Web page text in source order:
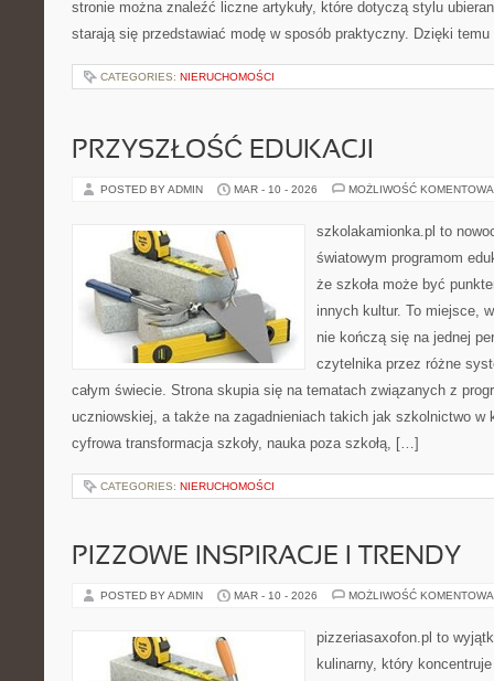
stronie można znaleźć liczne artykuły, które dotyczą stylu
starają się przedstawiać modę w sposób praktyczny. Dzięki
CATEGORIES: NIERUCHOMOŚCI
PRZYSZŁOŚĆ EDUKACJI
POSTED BY ADMIN MAR - 10 - 2026 MOŻLIWOŚĆ
szkolakamionka.pl to
światowym programom
że szkoła może być
innych kultur. To miejsce,
nie kończą się na jednej
czytelnika przez różne
całym świecie. Strona skupia się na tematach związanych z
uczniowskiej, a także na zagadnieniach takich jak szkolnictwo w
cyfrowa transformacja szkoły, nauka poza szkołą, […]
CATEGORIES: NIERUCHOMOŚCI
PIZZOWE INSPIRACJE I TRENDY
POSTED BY ADMIN MAR - 10 - 2026 MOŻLIWOŚĆ
pizzeriasaxofon.pl to
kulinarny, który